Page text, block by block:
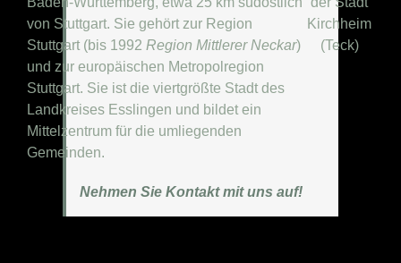
von Stuttgart. Sie gehört zur Region
Stuttgart (bis 1992 Region Mittlerer Neckar)
und zur europäischen Metropolregion
Stuttgart. Sie ist die viertgrößte Stadt des
Landkreises Esslingen und bildet ein
Mittelzentrum für die umliegenden
Gemeinden.
Nehmen Sie Kontakt mit uns auf!